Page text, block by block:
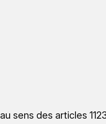
sens des articles